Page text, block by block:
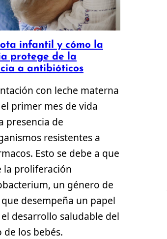
infantil y cómo la
protege de la
a antibióticos
con leche materna
primer mes de vida
presencia de
resistentes a
Esto se debe a que
la proliferación
un género de
desempeña un papel
desarrollo saludable del
los bebés.